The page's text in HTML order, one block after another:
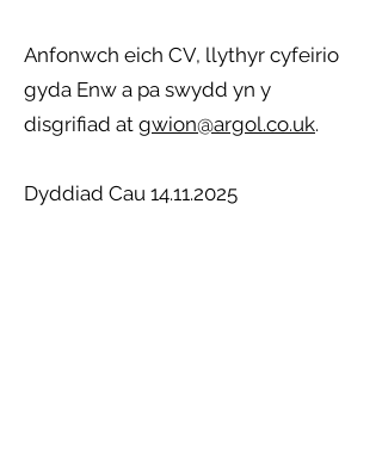
Anfonwch eich CV, llythyr cyfeirio
gyda Enw a pa swydd yn y
disgrifiad at gwion@argol.co.uk.
Dyddiad Cau 14.11.2025